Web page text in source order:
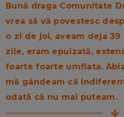
Bună draga Comunitate
vrea să vă povestesc
o zi de joi, aveam deja
zile, eram epuizată,
foarte foarte umflata.
mă gândeam că
odată că nu mai puteam.